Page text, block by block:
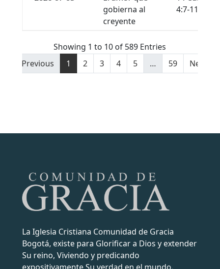
gobierna al
creyente
4:7-11
Showing 1 to 10 of 589 Entries
Previous
1 2 3 4 5 … 59 Next
La Iglesia Cristiana Comunidad de Gracia
Bogotá, existe para Glorificar a Dios y extender
Su reino, Viviendo y predicando